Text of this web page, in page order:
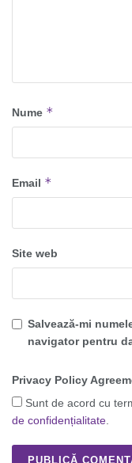
Nume *
Email *
Site web
Salvează-mi
navigator pentru
Privacy Policy
Sunt de acord cu
de confidențialitate.